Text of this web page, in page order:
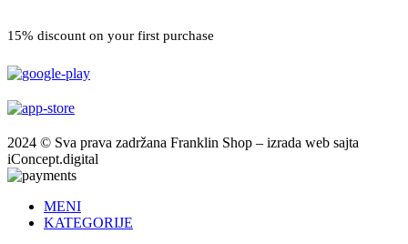
15% discount on your first purchase
2024 © Sva prava zadržana Franklin Shop – izrada web sajta
iConcept.digital
MENI
KATEGORIJE